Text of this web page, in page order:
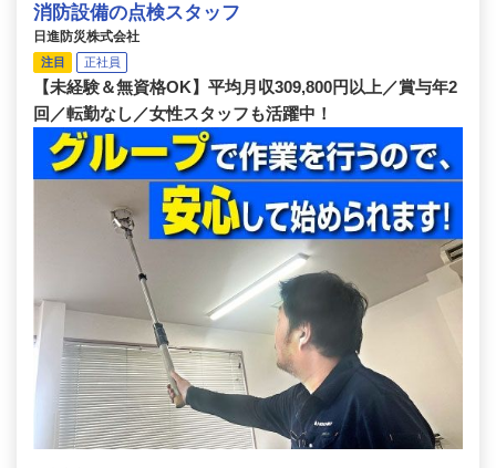
消防設備の点検スタッフ
日進防災株式会社
注目 正社員
【未経験＆無資格OK】平均月収309,800円以上／賞与年2
回／転勤なし／女性スタッフも活躍中！